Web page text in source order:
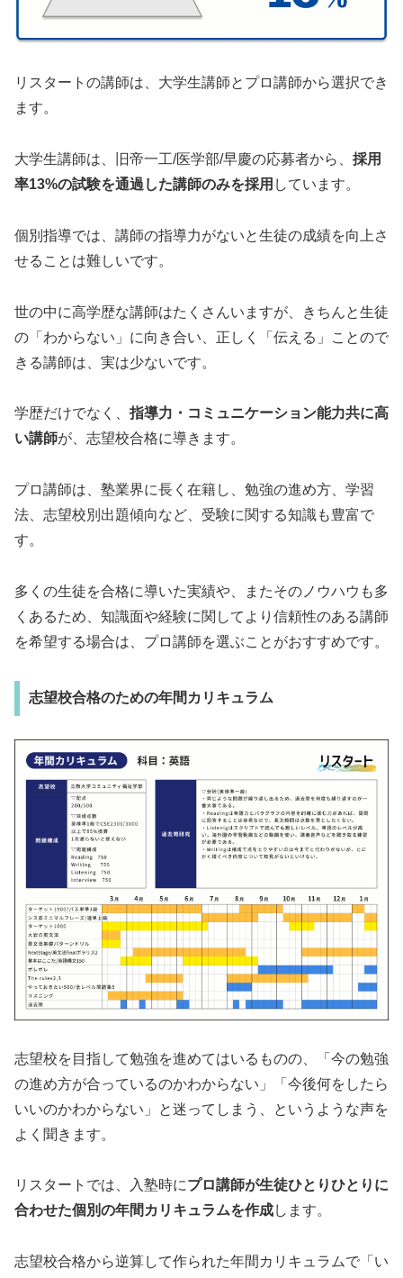
リスタートの講師は、大学生講師とプロ講師から選択でき
ます。
大学生講師は、旧帝一工/医学部/早慶の応募者から、 採用
率13%の試験を通過した講師のみを採用 しています。
個別指導では、講師の指導力がないと生徒の成績を向上さ
せることは難しいです。
世の中に高学歴な講師はたくさんいますが、きちんと生徒
の「わからない」に向き合い、正しく「伝える」ことので
きる講師は、実は少ないです。
学歴だけでなく、 指導力・コミュニケーション能力共に高
い講師が、志望校合格に導きます。
プロ講師は、塾業界に長く在籍し、勉強の進め方、学習
法、志望校別出題傾向など、受験に関する知識も豊富で
す。
多くの生徒を合格に導いた実績や、またそのノウハウも多
くあるため、知識面や経験に関してより信頼性のある講師
を希望する場合は、プロ講師を選ぶことがおすすめです。
志望校合格のための年間カリキュラム
志望校を目指して勉強を進めてはいるものの、「今の勉強
の進め方が合っているのかわからない」「今後何をしたら
いいのかわからない」と迷ってしまう、というような声を
よく聞きます。
リスタートでは、入塾時にプロ講師が生徒ひとりひとりに
合わせた個別の年間カリキュラムを作成します。
志望校合格から逆算して作られた年間カリキュラムで「い